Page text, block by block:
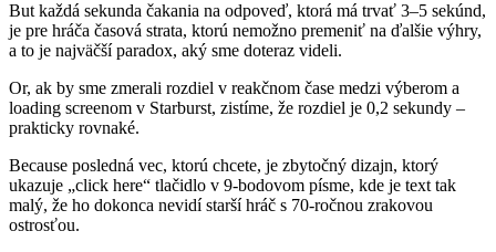
But každá sekunda čakania na odpoveď, ktorá má trvať 3–5 sekúnd,
je pre hráča časová strata, ktorú nemožno premeniť na ďalšie výhry,
a to je najväčší paradox, aký sme doteraz videli.
Or, ak by sme zmerali rozdiel v reakčnom čase medzi výberom a
loading screenom v Starburst, zistíme, že rozdiel je 0,2 sekundy –
prakticky rovnaké.
Because posledná vec, ktorú chcete, je zbytočný dizajn, ktorý
ukazuje „click here“ tlačidlo v 9‑bodovom písme, kde je text tak
malý, že ho dokonca nevidí starší hráč s 70‑ročnou zrakovou
ostrosťou.